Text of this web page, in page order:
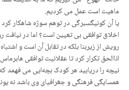
ماهیت است عمل می کردیم.
یا آن کونیگسبرگی در توهم سوژه شاهکار کرد
اخلاق توافقی بی تعیین است؟ اما در نیافت
رویش از زیربنا بلکه در تقابل آن است و
اناالحق تکرار کرد تا عقلانیت توافقی
نیچه را دریابید هر کودک بچەایی می فهمد
همسایگی فرهنگی و جغرافیای وی باشد نه